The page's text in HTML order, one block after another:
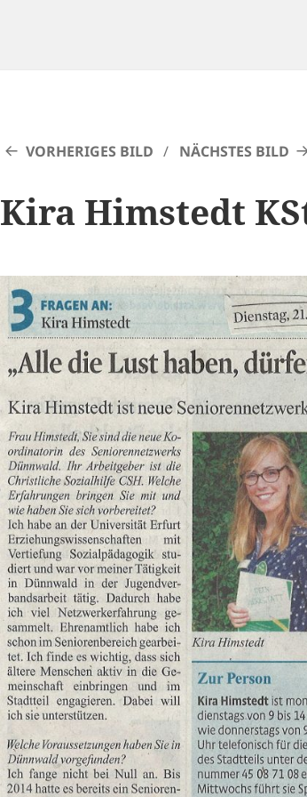
VORHERIGES BILD NÄCHSTES BILD
Kira Himstedt